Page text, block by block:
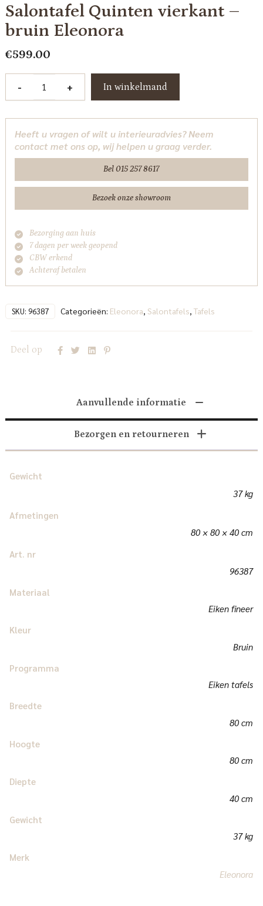
Salontafel Quinten vierkant –
bruin Eleonora
€599.00
-
-
bruin
Eleonora
+ In winkelmand
Heeft u vragen of wilt u interieuradvies? Neem
contact met ons op, wij helpen u graag verder.
Bel 015 257 8617
Bezoek onze showroom
Bezorging aan huis
7 dagen per week geopend
CBW erkend
Achteraf betalen
SKU: 96387 Categorieën: Eleonora Salontafels Tafels
Deel op
Aanvullende informatie
Bezorgen en retourneren
Gewicht
37 kg
Afmetingen
80 × 80 × 40 cm
Art. nr
96387
Materiaal
Eiken fineer
Kleur
Bruin
Programma
Eiken tafels
Breedte
80 cm
Hoogte
80 cm
Diepte
40 cm
Gewicht
37 kg
Merk
Eleonora